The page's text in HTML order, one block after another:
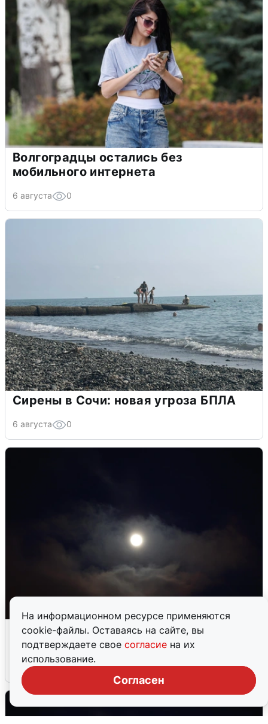
На информационном ресурсе применяются
cookie-файлы. Оставаясь на сайте, вы
подтверждаете свое согласие на их
использование.
Согласен
Волгоградцы остались без
мобильного интернета
6 августа 0
Сирены в Сочи: новая угроза БПЛА
6 августа 0
В Воронеже прогремели взрывы
после сигнала тревоги
5 августа 0